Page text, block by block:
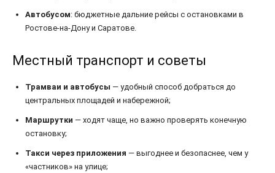
Автобусом: бюджетные дальние рейсы с остановками в
Ростове-на-Дону и Саратове.
Местный транспорт и советы
Трамваи и автобусы — удобный способ добраться до
центральных площадей и набережной;
Маршрутки — ходят чаще, но важно проверять конечную
остановку;
Такси через приложения — выгоднее и безопаснее, чем у
«частников» на улице;